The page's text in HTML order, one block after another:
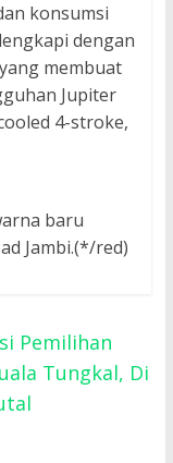
konsumsi
dengan
membuat
Jupiter
4-stroke,
baru
Jambi.(*/red)
Pemilihan
Tungkal, Di